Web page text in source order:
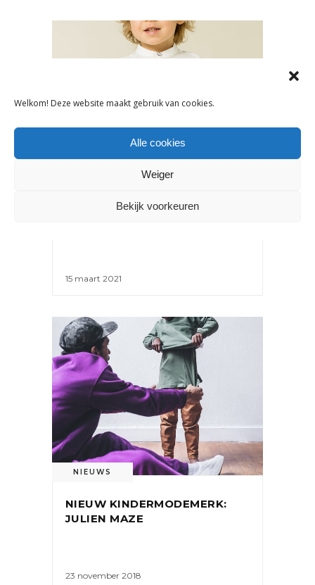
Welkom! Deze website maakt gebruik van cookies.
Alle cookies
Weiger
Bekijk voorkeuren
IVY & OAK LANCEERT TWEEDE
15 maart 2021
NIEUWS
NIEUW KINDERMODEMERK:
JULIEN MAZE
23 november 2018